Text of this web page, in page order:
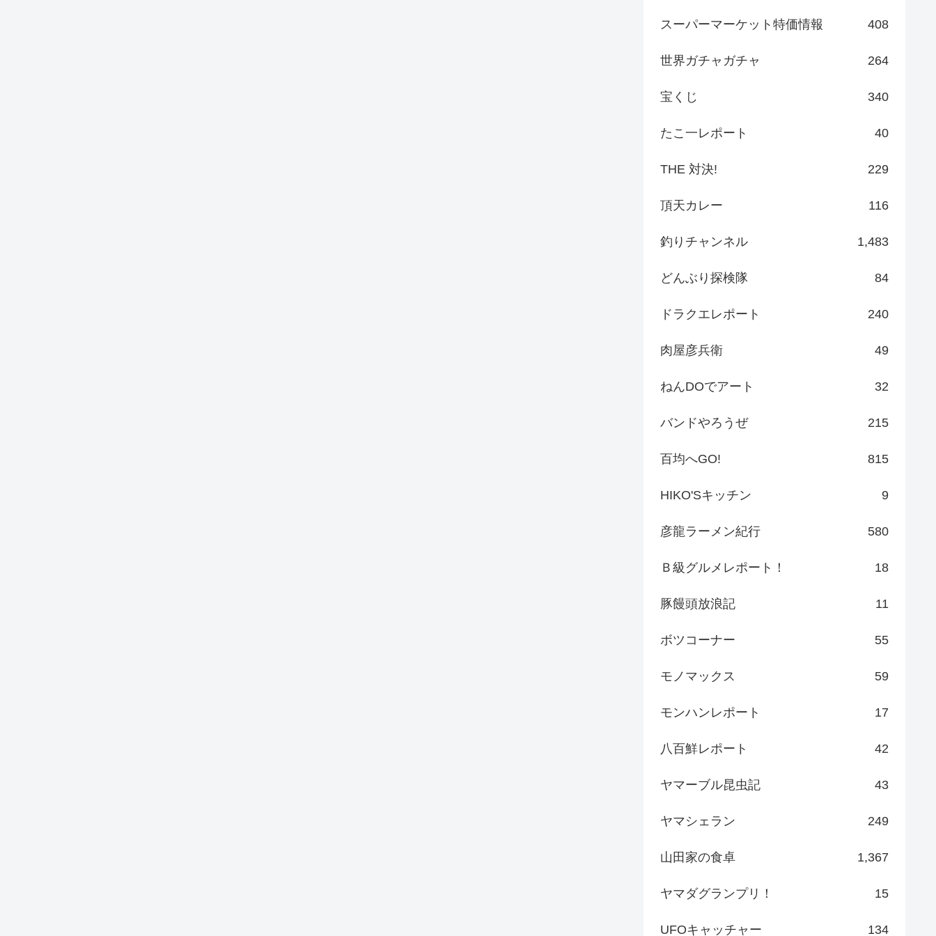
スーパーマーケット特価情報 408
世界ガチャガチャ 264
宝くじ 340
たこ一レポート 40
THE 対決! 229
頂天カレー 116
釣りチャンネル 1,483
どんぶり探検隊 84
ドラクエレポート 240
肉屋彦兵衛 49
ねんDOでアート 32
バンドやろうぜ 215
百均へGO! 815
HIKO'Sキッチン 9
彦龍ラーメン紀行 580
Ｂ級グルメレポート！ 18
豚饅頭放浪記 11
ボツコーナー 55
モノマックス 59
モンハンレポート 17
八百鮮レポート 42
ヤマーブル昆虫記 43
ヤマシェラン 249
山田家の食卓 1,367
ヤマダグランプリ！ 15
UFOキャッチャー 134